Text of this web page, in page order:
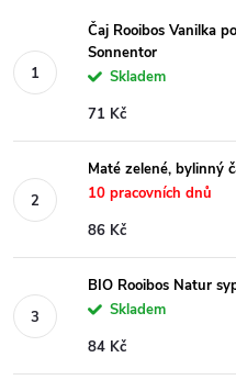
Čaj Rooibos Vanilka
Sonnentor
Skladem
71 Kč
Maté zelené, bylinný
10 pracovních dnů
86 Kč
BIO Rooibos Natur
Skladem
84 Kč